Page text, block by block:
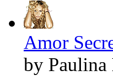
Amor
by Paulina